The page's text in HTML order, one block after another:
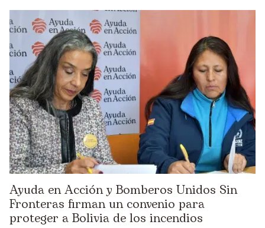
Ayuda en Acción y Bomberos Unidos Sin
Fronteras firman un convenio para
proteger a Bolivia de los incendios